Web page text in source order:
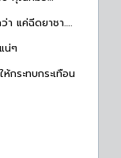
า แค่ฉีดยาชา….
น่ๆ
ระทบกระเทือน